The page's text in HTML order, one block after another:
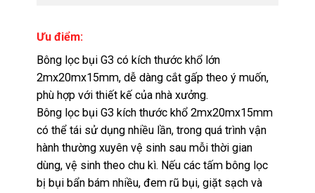
Ưu điểm:
Bông lọc bụi G3 có kích thước khổ lớn
2mx20mx15mm, dễ dàng cắt gấp theo ý muốn,
phù hợp với thiết kế của nhà xưởng.
Bông lọc bụi G3 kích thước khổ 2mx20mx15mm
có thể tái sử dụng nhiều lần, trong quá trình vận
hành thường xuyên vệ sinh sau mỗi thời gian
dùng, vệ sinh theo chu kì. Nếu các tấm bông lọc
bị bụi bẩn bám nhiều, đem rũ bụi, giặt sạch và